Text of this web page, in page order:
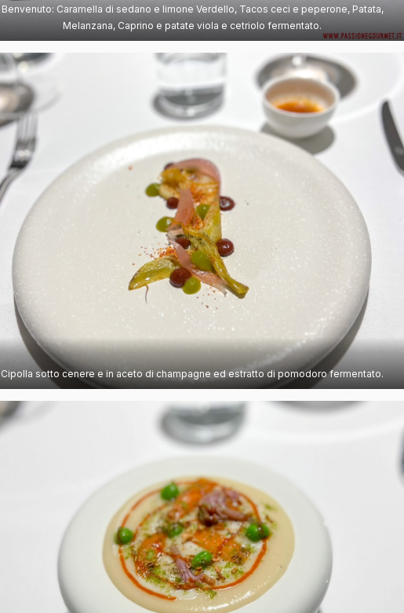
Benvenuto: Caramella di sedano e limone Verdello, Tacos ceci e peperone, Patata,
Melanzana, Caprino e patate viola e cetriolo fermentato.
Cipolla sotto cenere e in aceto di champagne ed estratto di pomodoro fermentato.